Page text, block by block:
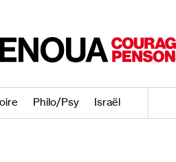
Philo/​Psy Israël